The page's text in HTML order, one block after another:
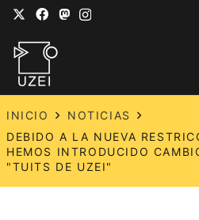
INICIO
NOTICIAS
DEBIDO A LA NUEVA
HEMOS INTRODUCIDO
"TUITS DE UZEI"